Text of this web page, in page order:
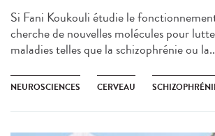
Si Fani Koukouli étudie le
cherche de nouvelles molécules pour
maladies telles que la schizophrénie ou
NEUROSCIENCES CERVEAU